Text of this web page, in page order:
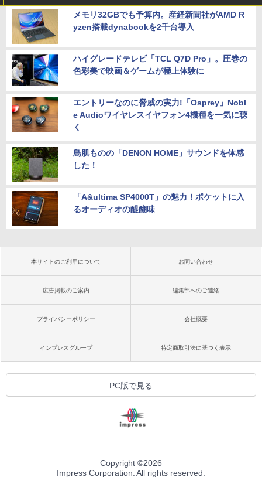
メモリ32GBでも予算内。産経新聞社がAMD R
yzen搭載dynabookを2千台導入
ハイグレードテレビ「TCL Q7D Pro」。圧巻の
色彩美で映画＆ゲームが極上体験に
エントリーなのに脅威の実力!「Osprey」Nobl
e Audioワイヤレスイヤフォン4機種を一気に聴
く
鳥肌ものの「DENON HOME」サウンドを体感
した！
「A&ultima SP4000T」の魅力！ポケットに入
るオーディオの醍醐味
本サイトのご利用について お問い合わせ
広告掲載のご案内 編集部へのご連絡
プライバシーポリシー 会社概要
インプレスグループ 特定商取引法に基づく表示
PC版で見る
Copyright ©2026
Impress Corporation. All rights reserved.